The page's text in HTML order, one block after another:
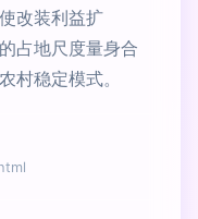
改装利益扩
占地尺度量身合
村稳定模式。